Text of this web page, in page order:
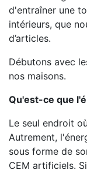
d'entraîner une
intérieurs, que
d’articles.
Débutons avec
nos maisons.
Qu'est-ce que
Le seul endroit
Autrement,
sous forme de
CEM artificiels.